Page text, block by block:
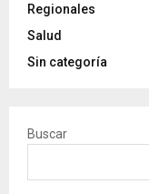
Regionales
Salud
Sin categoría
Buscar